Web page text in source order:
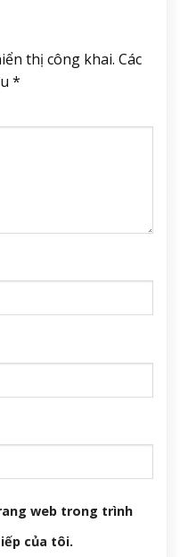
thị công khai. Các
*
web trong trình
của tôi.